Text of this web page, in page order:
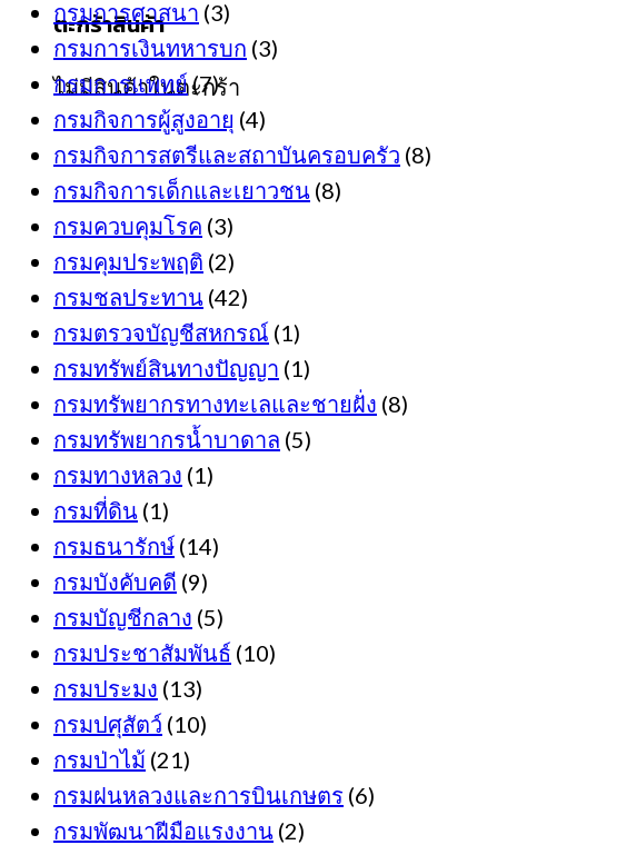
ตะกร้าสินค้า
ไม่มีสินค้าในตะกร้า
กรมการศาสนา (3)
กรมการเงินทหารบก (3)
กรมการแพทย์(7)
กรมกิจการผู้สูงอายุ (4)
กรมกิจการสตรีและสถาบันครอบครัว (8)
กรมกิจการเด็กและเยาวชน (8)
กรมควบคุมโรค (3)
กรมคุมประพฤติ (2)
กรมชลประทาน (42)
กรมตรวจบัญชีสหกรณ์ (1)
กรมทรัพย์สินทางปัญญา (1)
กรมทรัพยากรทางทะเลและชายฝั่ง (8)
กรมทรัพยากรน้ำบาดาล (5)
กรมทางหลวง (1)
กรมที่ดิน (1)
กรมธนารักษ์ (14)
กรมบังคับคดี (9)
กรมบัญชีกลาง (5)
กรมประชาสัมพันธ์ (10)
กรมประมง (13)
กรมปศุสัตว์ (10)
กรมป่าไม้ (21)
กรมฝนหลวงและการบินเกษตร (6)
กรมพัฒนาฝีมือแรงงาน (2)